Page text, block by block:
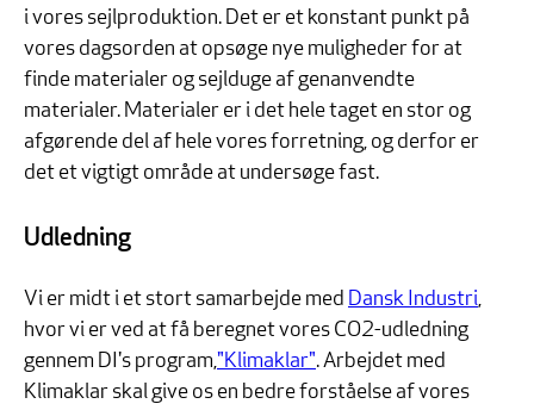
i vores sejlproduktion. Det er et konstant punkt på
vores dagsorden at opsøge nye muligheder for at
finde materialer og sejlduge af genanvendte
materialer. Materialer er i det hele taget en stor og
afgørende del af hele vores forretning, og derfor er
det et vigtigt område at undersøge fast.
Udledning
Vi er midt i et stort samarbejde med Dansk Industri,
hvor vi er ved at få beregnet vores CO2-udledning
gennem DI's program,"Klimaklar". Arbejdet med
Klimaklar skal give os en bedre forståelse af vores